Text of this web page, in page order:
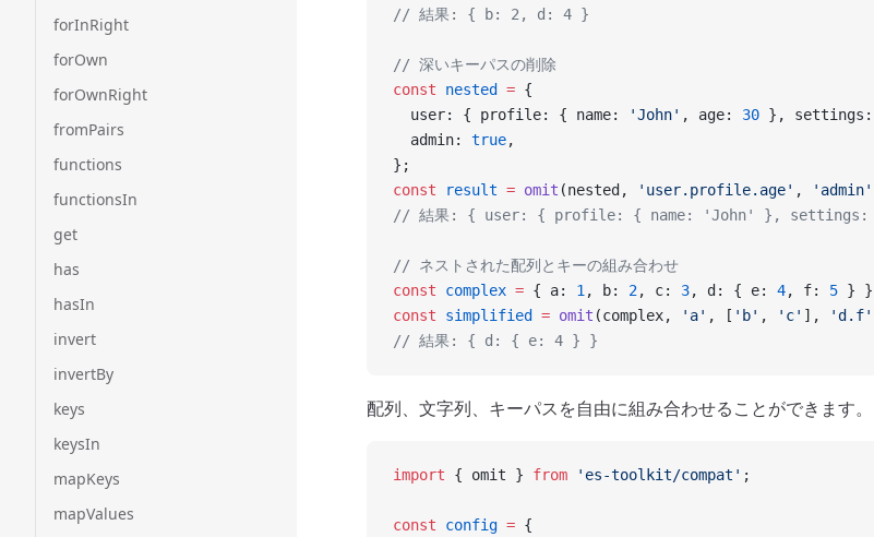
forInRight
forOwn
forOwnRight
fromPairs
functions
functionsIn
get
has
hasIn
invert
invertBy
keys
keysIn
mapKeys
mapValues
// 結果: { b: 2, d: 4 }
// 深いキーパスの削除
const nested = {
  user: { profile: { name:
'John' , age: 30 }, settings:
  admin:
true,
};
const result = omit (nested, 'user.profile.age' , 'admin'
// 結果: { user: { profile: { name: 'John' },
// ネストされた配列とキーの組み合わせ
const complex = { a: 1 , b: 2, c: 3, d: { e: 4, f: 5 }
const simplified = omit (complex, 'a' , [ 'b' , 'c' ], 'd.f'
// 結果: { d: { e: 4 } }
配列、文字列、キーパスを自由に組み合わせることができます。
import { omit } from 'es-toolkit/compat' ;
const config = {